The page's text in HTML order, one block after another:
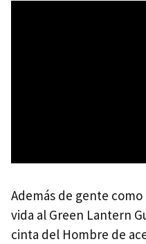
Además de gente
vida al Green Lantern
cinta del Hombre de